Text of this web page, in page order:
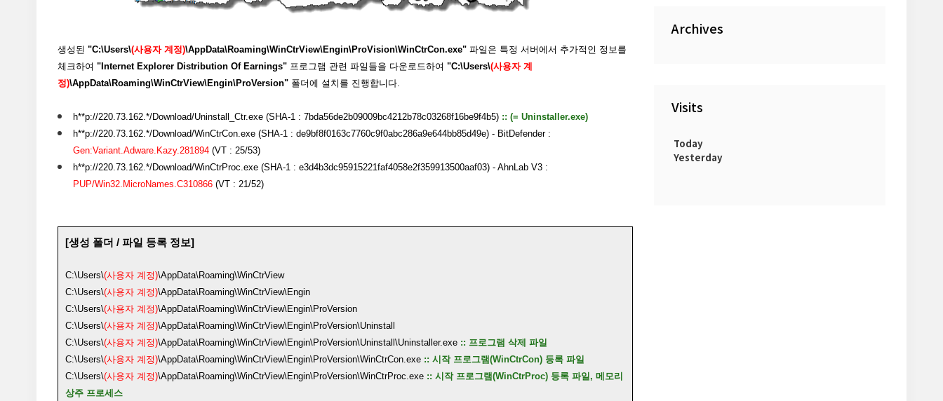
Archives
Visits
Today
Yesterday
생성된 "C:\Users\(사용자 계정)\AppData\Roaming\WinCtrView\Engin\ProVision\WinCtrCon.exe" 파일은 특정 서버에서 추가적인 정보를
체크하여 "Internet Explorer Distribution Of Earnings" 프로그램 관련 파일들을 다운로드하여 "C:\Users\(사용자 계
정)\AppData\Roaming\WinCtrView\Engin\ProVersion" 폴더에 설치를 진행합니다.
h**p://220.73.162.*/Download/Uninstall_Ctr.exe (SHA-1 : 7bda56de2b09009bc4212b78c03268f16be9f4b5) :: (= Uninstaller.exe)
h**p://220.73.162.*/Download/WinCtrCon.exe (SHA-1 : de9bf8f0163c7760c9f0abc286a9e644bb85d49e) - BitDefender :
Gen:Variant.Adware.Kazy.281894 (VT : 25/53)
h**p://220.73.162.*/Download/WinCtrProc.exe (SHA-1 : e3d4b3dc95915221faf4058e2f359913500aaf03) - AhnLab V3 :
PUP/Win32.MicroNames.C310866 (VT : 21/52)
[생성 폴더 / 파일 등록 정보]
C:\Users\(사용자 계정)\AppData\Roaming\WinCtrView
C:\Users\(사용자 계정)\AppData\Roaming\WinCtrView\Engin
C:\Users\(사용자 계정)\AppData\Roaming\WinCtrView\Engin\ProVersion
C:\Users\(사용자 계정)\AppData\Roaming\WinCtrView\Engin\ProVersion\Uninstall
C:\Users\(사용자 계정)\AppData\Roaming\WinCtrView\Engin\ProVersion\Uninstall\Uninstaller.exe :: 프로그램 삭제 파일
C:\Users\(사용자 계정)\AppData\Roaming\WinCtrView\Engin\ProVersion\WinCtrCon.exe :: 시작 프로그램(WinCtrCon) 등록 파일
C:\Users\(사용자 계정)\AppData\Roaming\WinCtrView\Engin\ProVersion\WinCtrProc.exe :: 시작 프로그램(WinCtrProc) 등록 파일, 메모리
상주 프로세스